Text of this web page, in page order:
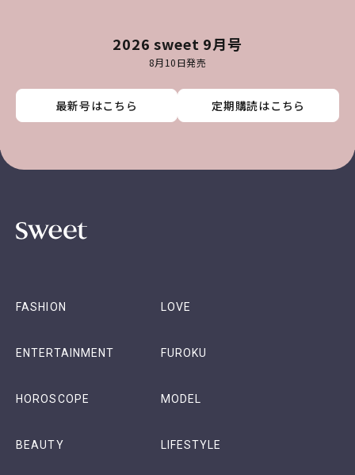
2026 sweet 9月号
8月10日発売
最新号はこちら 定期購読はこちら
最新号はこちら 定期購読はこちら
最新号はこちら 定期購読はこちら
最新号はこちら 定期購読はこちら
FASHION LOVE
ENTERTAINMENT FUROKU
HOROSCOPE MODEL
BEAUTY LIFESTYLE